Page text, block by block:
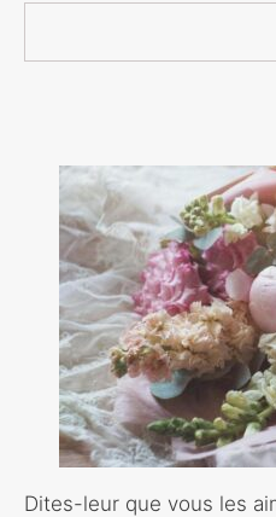
Dites-leur que vous les